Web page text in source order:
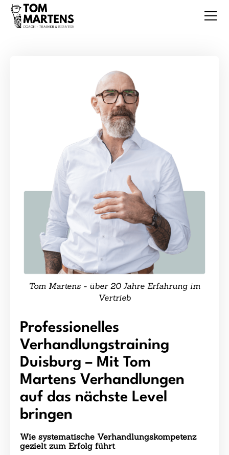
Professionelles
Verhandlungstraining
Duisburg – Mit Tom
Martens Verhandlungen
auf das nächste Level
bringen
Wie systematische Verhandlungskompetenz
gezielt zum Erfolg führt
Tom Martens - über 20 Jahre Erfahrung im
Vertrieb